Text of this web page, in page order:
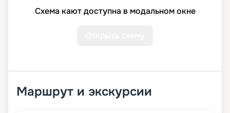
Схема кают доступна в модальном окне
Маршрут и экскурсии